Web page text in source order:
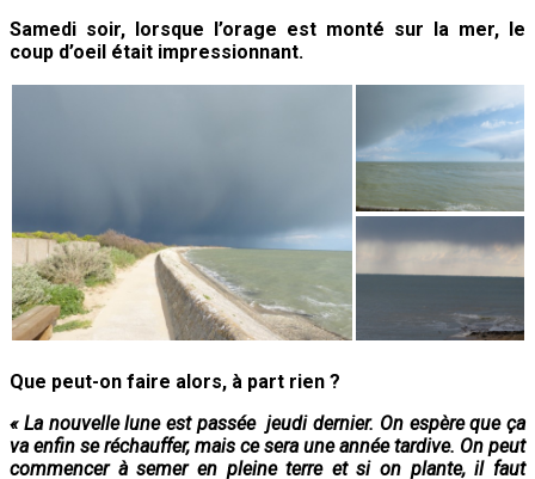
Samedi soir, lorsque l’orage est monté sur la mer, le
coup d’oeil était impressionnant.
Que peut-on faire alors, à part rien ?
« La nouvelle lune est passée jeudi dernier. On espère que ça
va enfin se réchauffer, mais ce sera une année tardive. On peut
commencer à semer en pleine terre et si on plante, il faut